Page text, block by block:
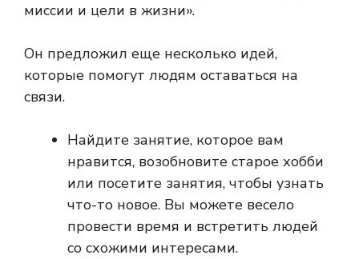
миссии и цели в жизни».
Он предложил еще несколько идей,
которые помогут людям оставаться на
связи.
Найдите занятие, которое вам
нравится, возобновите старое хобби
или посетите занятия, чтобы узнать
что-то новое. Вы можете весело
провести время и встретить людей
со схожими интересами.